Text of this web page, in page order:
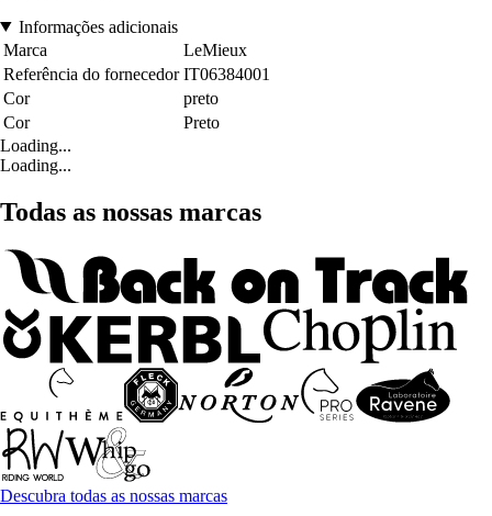
Informações adicionais
Marca
LeMieux
Referência do fornecedor IT06384001
Cor
preto
Cor
Preto
Loading...
Loading...
Todas as nossas marcas
Descubra todas as nossas marcas